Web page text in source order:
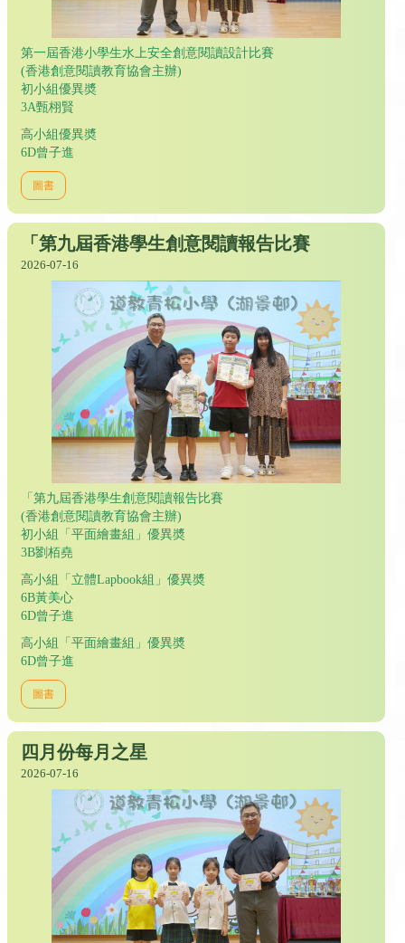
第一屆香港小學生水上安全創意閱讀設計比賽
(香港創意閱讀教育協會主辦)
初小組優異奬
3A甄栩賢
高小組優異奬
6D曾子進
圖書
「第九屆香港學生創意閱讀報告比賽
2026-07-16
「第九屆香港學生創意閱讀報告比賽
(香港創意閱讀教育協會主辦)
初小組「平面繪畫組」優異奬
3B劉栢堯
高小組「立體Lapbook組」優異奬
6B黃美心
6D曾子進
高小組「平面繪畫組」優異奬
6D曾子進
圖書
四月份每月之星
2026-07-16